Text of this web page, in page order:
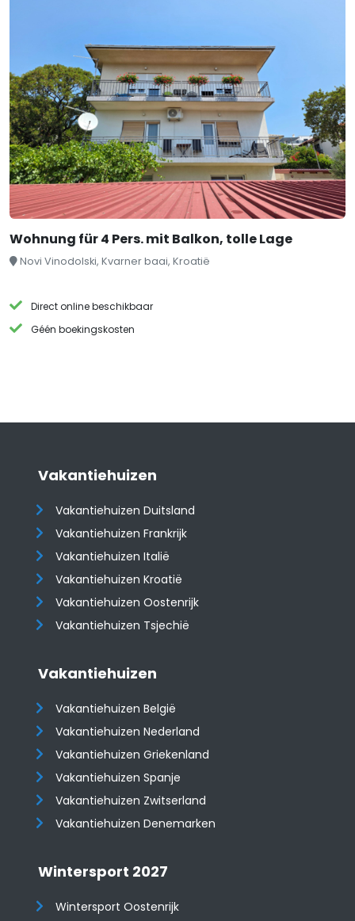
Wohnung für 4 Pers. mit Balkon, tolle Lage
Novi Vinodolski, Kvarner baai, Kroatië
Direct online beschikbaar
Géén boekingskosten
Vakantiehuizen
Vakantiehuizen Duitsland
Vakantiehuizen Frankrijk
Vakantiehuizen Italië
Vakantiehuizen Kroatië
​​​​​​​Vakantiehuizen Oostenrijk
Vakantiehuizen Tsjechië
Vakantiehuizen
Vakantiehuizen België
Vakantiehuizen Nederland
Vakantiehuizen Griekenland
Vakantiehuizen Spanje
​​​​​​​Vakantiehuizen Zwitserland
Vakantiehuizen Denemarken
Wintersport 2027
Wintersport Oostenrijk